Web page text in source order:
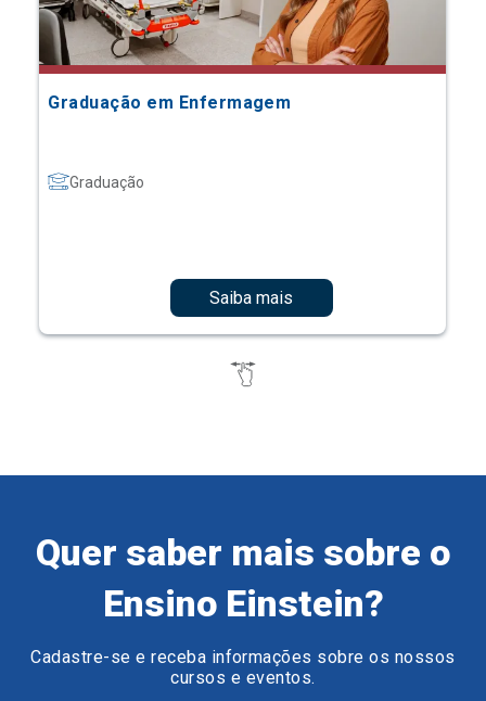
Graduação em Enfermagem
Graduação
Saiba mais
Quer saber mais sobre o
Ensino Einstein?
Cadastre-se e receba informações sobre os nossos
cursos e eventos.